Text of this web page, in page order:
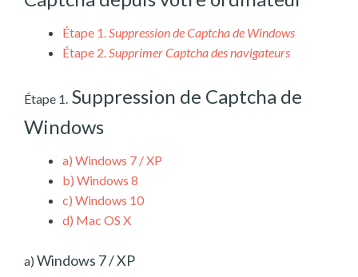
Étape 1.Suppression de Captcha de Windows
Étape 2.Supprimer Captcha des navigateurs
Étape 1. Suppression de Captcha de
Windows
a) Windows 7 / XP
b) Windows 8
c) Windows 10
d) Mac OS X
a) Windows 7 / XP